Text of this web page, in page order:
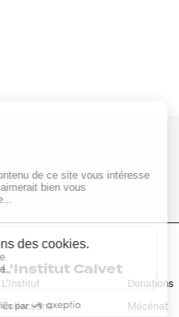
L'Institut Calvet
L'Institut
Collections
Donations
Mécénat